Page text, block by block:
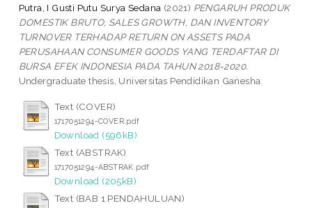
Putra, I Gusti Putu Surya Sedana (2021) PENGARUH PRODUK
DOMESTIK BRUTO, SALES GROWTH, DAN INVENTORY
TURNOVER TERHADAP RETURN ON ASSETS PADA
PERUSAHAAN CONSUMER GOODS YANG TERDAFTAR DI
BURSA EFEK INDONESIA PADA TAHUN 2018-2020.
Undergraduate thesis, Universitas Pendidikan Ganesha.
Text (COVER)
1717051294-COVER.pdf
Download (596kB)
Text (ABSTRAK)
1717051294-ABSTRAK.pdf
Download (205kB)
Text (BAB 1 PENDAHULUAN)